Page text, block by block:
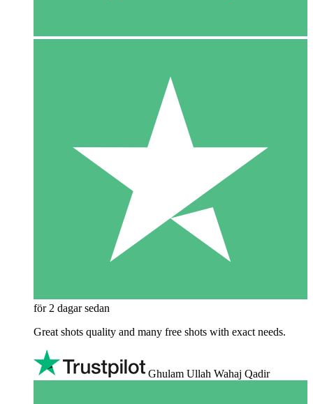
för 2 dagar sedan
Great shots quality and many free shots with exact needs.
Ghulam Ullah Wahaj Qadir